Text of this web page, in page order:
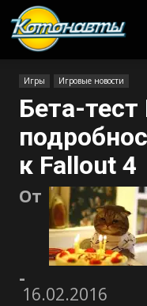
Игры Игровые новости
Бета-тест
к Fallout 4
От
-
16.02.2016